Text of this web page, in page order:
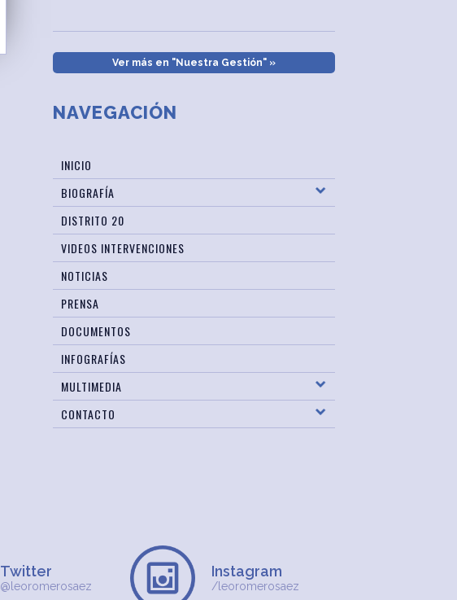
Ver más en "Nuestra Gestión" »
NAVEGACIÓN
INICIO
BIOGRAFÍA
DISTRITO 20
VIDEOS INTERVENCIONES
NOTICIAS
PRENSA
DOCUMENTOS
INFOGRAFÍAS
MULTIMEDIA
CONTACTO
Twitter
@leoromerosaez
Instagram
/leoromerosaez